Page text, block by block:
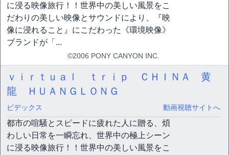
に浸る映像旅行！！世界中の美しい風景をこ
だわりの美しい映像とサウンドにより、『映
像に浸れること』にこだわった《環境映像》
ブランドが「...
©2006 PONY CANYON INC.
ｖｉｒｔｕａｌ ｔｒｉｐ ＣＨＩＮＡ 黄
龍 ＨＵＡＮＧＬＯＮＧ
ビデックス 動画視聴サイトへ
都市の喧騒とスピードに疲れた人に贈る、煩
わしい日常を一瞬忘れ、世界中の極上シーン
に浸る映像旅行！！世界中の美しい風景をこ